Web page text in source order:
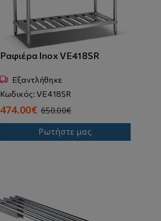
Ραφιέρα Inox VE418SR
Εξαντλήθηκε
Κωδικός: VE418SR
474.00€ 650.00€
Ρωτήστε μας